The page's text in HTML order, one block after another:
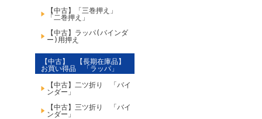
【中古】「三巻押え」
「二巻押え」
【中古】ラッパ(バインダ
ー)用押え
【中古】 【長期在庫品】
お買い得品 「ラッパ」
【中古】二ツ折り 「バイ
ンダー」
【中古】三ツ折り 「バイ
ンダー」